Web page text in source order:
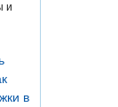
и
в